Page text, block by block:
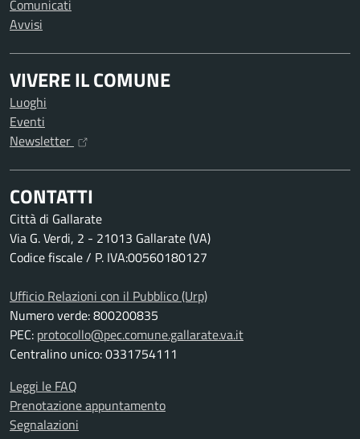
Comunicati
Avvisi
VIVERE IL COMUNE
Luoghi
Eventi
Newsletter
CONTATTI
Città di Gallarate
Via G. Verdi, 2 - 21013 Gallarate (VA)
Codice fiscale / P. IVA:00560180127
Ufficio Relazioni con il Pubblico (Urp)
Numero verde: 800200835
PEC: protocollo@pec.comune.gallarate.va.it
Centralino unico: 0331754111
Leggi le FAQ
Prenotazione appuntamento
Segnalazioni